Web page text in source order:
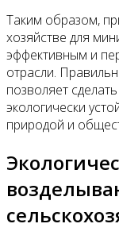
Таким образом,
хозяйстве для
эффективным и
отрасли.
позволяет
экологически
природой и